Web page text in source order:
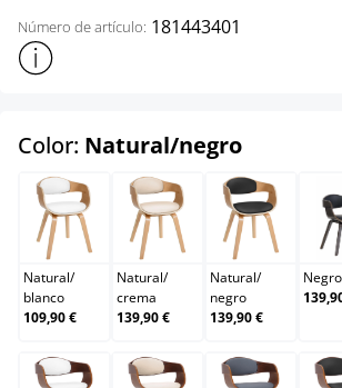
Número de artículo: 181443401
Mostrar más información sobre el producto
Color: Natural/negroselect
Natural/blanco
Natural/
blanco
109,90 €
Natural/crema
Natural/
crema
139,90 €
Natural/
Natural/
negro
139,90 €
Negro